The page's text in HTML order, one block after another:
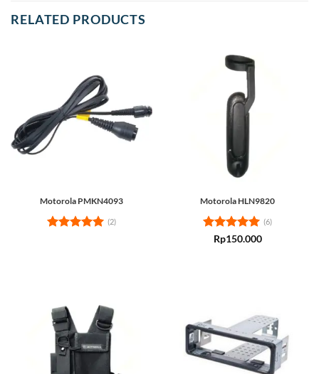
RELATED PRODUCTS
Motorola PMKN4093
(2)
Motorola HLN9820
Rated5
(6)
Rp150.000